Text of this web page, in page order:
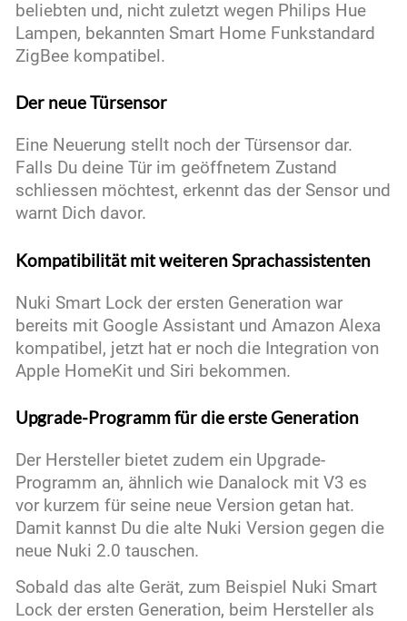
beliebten und, nicht zuletzt wegen Philips Hue
Lampen, bekannten Smart Home Funkstandard
ZigBee kompatibel.
Der neue Türsensor
Eine Neuerung stellt noch der Türsensor dar.
Falls Du deine Tür im geöffnetem Zustand
schliessen möchtest, erkennt das der Sensor und
warnt Dich davor.
Kompatibilität mit weiteren Sprachassistenten
Nuki Smart Lock der ersten Generation war
bereits mit Google Assistant und Amazon Alexa
kompatibel, jetzt hat er noch die Integration von
Apple HomeKit und Siri bekommen.
Upgrade-Programm für die erste Generation
Der Hersteller bietet zudem ein Upgrade-
Programm an, ähnlich wie Danalock mit V3 es
vor kurzem für seine neue Version getan hat.
Damit kannst Du die alte Nuki Version gegen die
neue Nuki 2.0 tauschen.
Sobald das alte Gerät, zum Beispiel Nuki Smart
Lock der ersten Generation, beim Hersteller als